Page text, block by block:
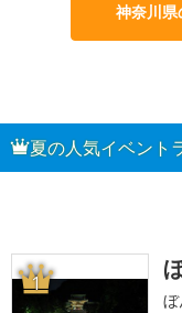
神奈川
夏の人気イベント
1